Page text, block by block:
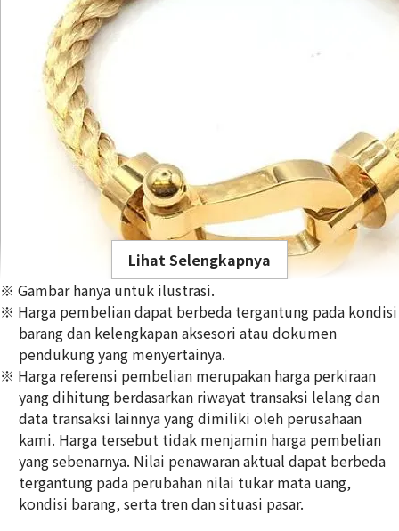
Fred Force 10 Bracelet Bangle Au750 66.2g
Referensi Harga Buyback
108.614.301
Lihat Selengkapnya
※ Gambar hanya untuk ilustrasi.
※ Harga pembelian dapat berbeda tergantung pada kondisi
barang dan kelengkapan aksesori atau dokumen
pendukung yang menyertainya.
※ Harga referensi pembelian merupakan harga perkiraan
yang dihitung berdasarkan riwayat transaksi lelang dan
data transaksi lainnya yang dimiliki oleh perusahaan
kami. Harga tersebut tidak menjamin harga pembelian
yang sebenarnya. Nilai penawaran aktual dapat berbeda
tergantung pada perubahan nilai tukar mata uang,
kondisi barang, serta tren dan situasi pasar.